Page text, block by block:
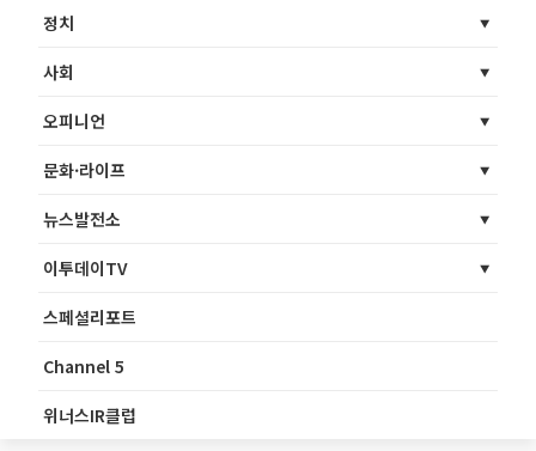
정치
사회
오피니언
문화·라이프
뉴스발전소
이투데이TV
스페셜리포트
Channel 5
위너스IR클럽